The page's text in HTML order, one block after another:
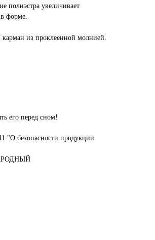
полиэстра увеличивает
в форме.
из проклеенной молнией.
его перед сном!
"О безопасности продукции